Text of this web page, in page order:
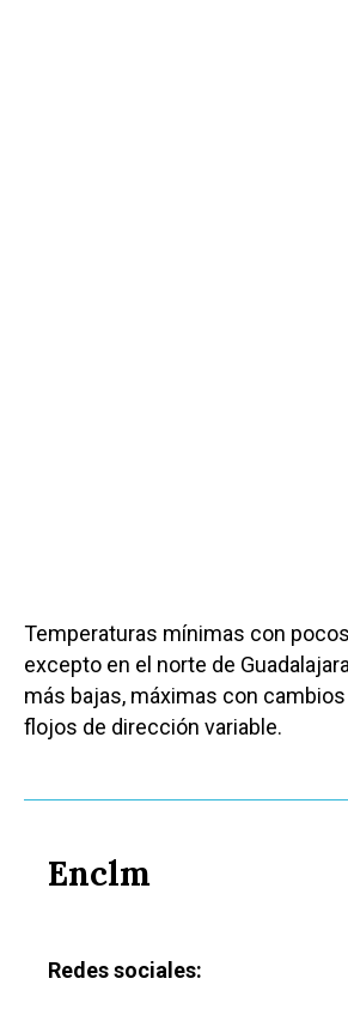
Temperaturas mínimas con
excepto en el norte de
más bajas, máximas con
flojos de dirección variable.
Enclm
Redes sociales: